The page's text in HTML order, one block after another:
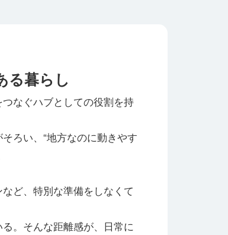
る暮らし
なぐハブとしての役割を持
ろい、“地方なのに動きやす
ど、特別な準備をしなくて
。そんな距離感が、日常に